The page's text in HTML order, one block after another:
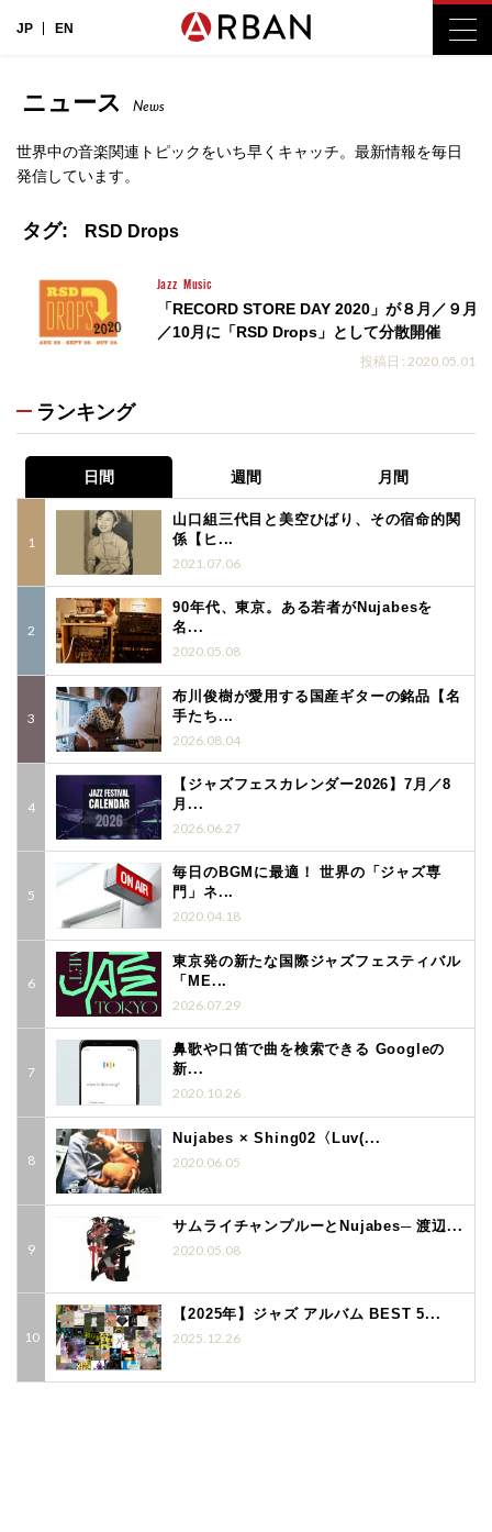
JP EN
ニュース News
世界中の音楽関連トピックをいち早くキャッチ。最新情報を毎日
発信しています。
タグ: RSD Drops
Jazz Music
「RECORD STORE DAY 2020」が８月／９月
／10月に「RSD Drops」として分散開催
投稿日 : 2020.05.01
ランキング
日間 週間 月間
山口組三代目と美空ひばり、その宿命的関
係【ヒ...
2021.07.06
90年代、東京。ある若者がNujabesを
名...
2020.05.08
布川俊樹が愛用する国産ギターの銘品【名
手たち...
2026.08.04
【ジャズフェスカレンダー2026】7月／8
月...
2026.06.27
毎日のBGMに最適！ 世界の「ジャズ専
門」ネ...
2020.04.18
東京発の新たな国際ジャズフェスティバル
「ME...
2026.07.29
鼻歌や口笛で曲を検索できる Googleの
新...
2020.10.26
Nujabes × Shing02〈Luv(...
2020.06.05
サムライチャンプルーとNujabes─ 渡辺...
2020.05.08
【2025年】ジャズ アルバム BEST 5...
2025.12.26